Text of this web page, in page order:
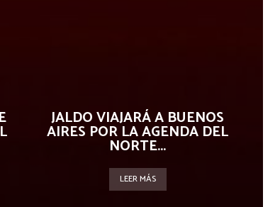
JALDO VIAJARÁ A BUENOS
AIRES POR LA AGENDA DEL
NORTE...
LEER MÁS